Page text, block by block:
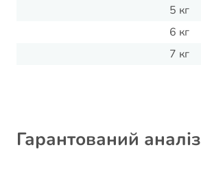
5 кг
6 кг
7 кг
Гарантований аналіз